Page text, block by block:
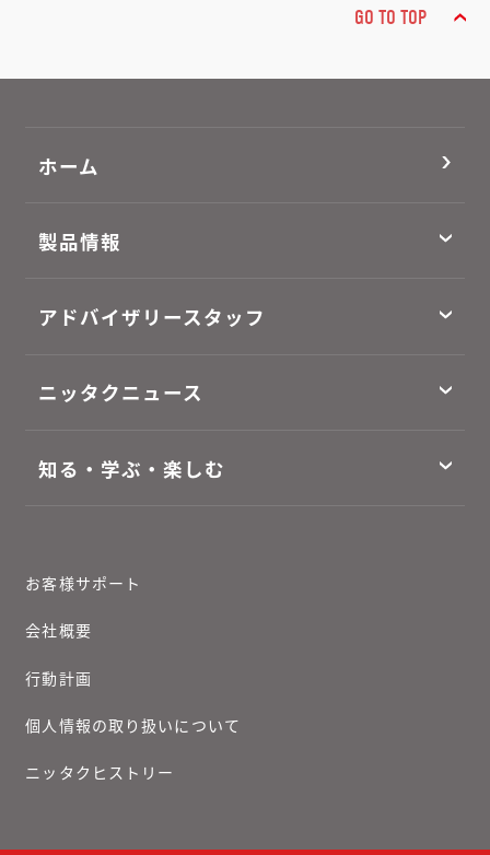
GO TO TOP
ホーム
製品情報
アドバイザリースタッフ
ニッタクニュース
知る・学ぶ・楽しむ
お客様サポート
会社概要
行動計画
個人情報の取り扱いについて
ニッタクヒストリー